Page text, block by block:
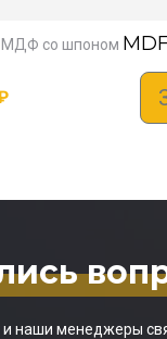
со шпоном
наши менеджеры